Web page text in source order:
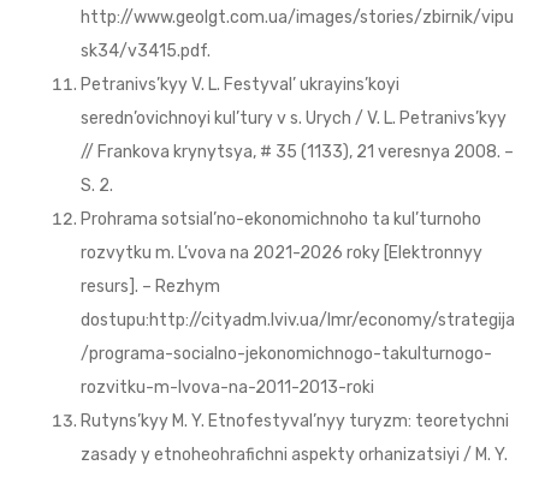
http://www.geolgt.com.ua/images/stories/zbirnik/vipu
sk34/v3415.pdf.
Petranivs’kyy V. L. Festyval’ ukrayins’koyi
seredn’ovichnoyi kul’tury v s. Urych / V. L. Petranivs’kyy
// Frankova krynytsya, # 35 (1133), 21 veresnya 2008. –
S. 2.
Prohrama sotsial’no-ekonomichnoho ta kul’turnoho
rozvytku m. L’vova na 2021-2026 roky [Elektronnyy
resurs]. – Rezhym
dostupu:http://cityadm.lviv.ua/lmr/economy/strategija
/programa-socialno-jekonomichnogo-takulturnogo-
rozvitku-m-lvova-na-2011-2013-roki
Rutyns’kyy M. Y. Etnofestyval’nyy turyzm: teoretychni
zasady y etnoheohrafichni aspekty orhanizatsiyi / M. Y.